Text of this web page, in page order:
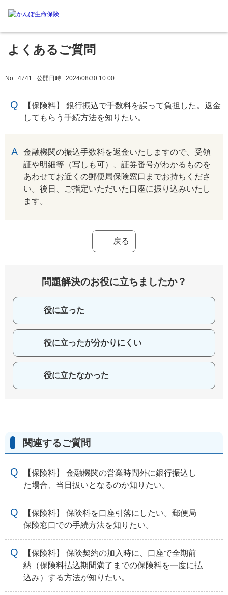
よくあるご質問
No : 4741 公開日時 : 2024/08/30 10:00
【保険料】 銀行振込で手数料を誤って負担した。返金
してもらう手続方法を知りたい。
金融機関の振込手数料を返金いたしますので、受領
証や明細等（写しも可）、証券番号がわかるものを
あわせてお近くの郵便局保険窓口までお持ちくださ
い。後日、ご指定いただいた口座に振り込みいたし
ます。
戻る
問題解決のお役に立ちましたか？
役に立った
役に立ったが分かりにくい
役に立たなかった
関連するご質問
【保険料】 金融機関の営業時間外に銀行振込し
た場合、当日扱いとなるのか知りたい。
【保険料】 保険料を口座引落にしたい。郵便局
保険窓口での手続方法を知りたい。
【保険料】 保険契約の加入時に、口座で全期前
納（保険料払込期間満了までの保険料を一度に払
込み）する方法が知りたい。